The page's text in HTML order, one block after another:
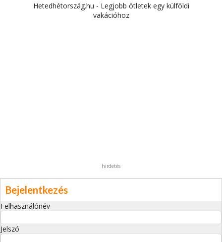
Hetedhétország.hu - Legjobb ötletek egy külföldi
vakációhoz
hirdetés
Bejelentkezés
Felhasználónév
Jelszó